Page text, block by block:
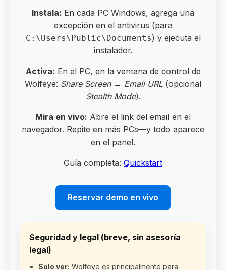
Instala: En cada PC Windows, agrega una
excepción en el antivirus (para
C:\Users\Public\Documents) y ejecuta el
instalador.
Activa: En el PC, en la ventana de control de
Wolfeye: Share Screen→ Email URL (opcional
Stealth Mode).
Mira en vivo: Abre el link del email en el
navegador. Repite en más PCs—y todo aparece
en el panel.
Guía completa: Quickstart
Reservar demo en vivo
Seguridad y legal (breve, sin asesoría
legal)
Solo ver: Wolfeye es principalmente para